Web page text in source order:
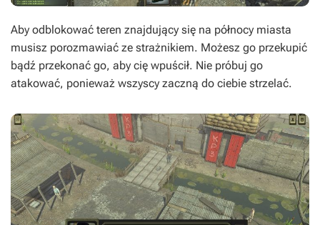
Aby odblokować teren znajdujący się na północy miasta
musisz porozmawiać ze strażnikiem. Możesz go przekupić
bądź przekonać go, aby cię wpuścił. Nie próbuj go
atakować, ponieważ wszyscy zaczną do ciebie strzelać.